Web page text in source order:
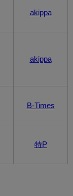
akippa
akippa
B-Times
特P